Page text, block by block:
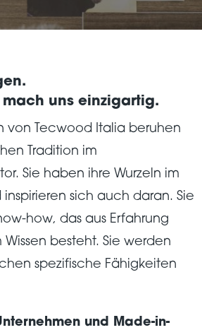
mach uns einzigartig.
von Tecwood Italia beruhen
Tradition im
Sie haben ihre Wurzeln im
sich auch daran. Sie
how, das aus Erfahrung
besteht. Sie werden
spezifische Fähigkeiten
und Made-in-